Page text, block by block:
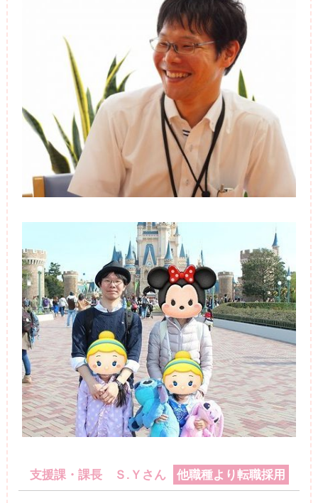
支援課・課長 Ｓ.Ｙさん 他職種より転職採用